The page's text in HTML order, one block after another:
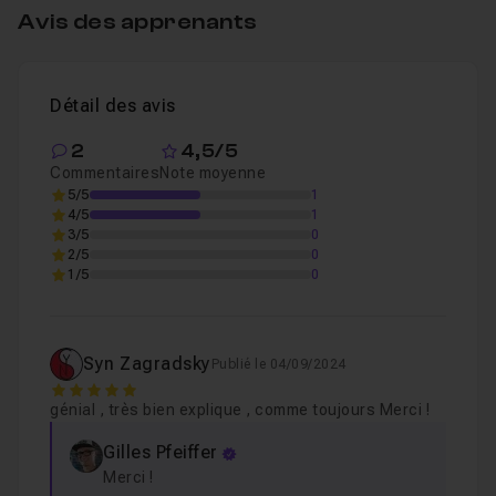
Leçon 4 04-Duplication des formes et finalisation du
Leçon 5 05-Exports et fin du tuto
Avis des apprenants
Détail des avis
2
Commentaires
4,5/5
Note moyenne
5/5
1
4/5
1
3/5
0
2/5
0
1/5
0
Syn Zagradsky Publié le 04/09/2024
5
génial , très bien explique , comme toujours Merci !
Gilles Pfeiffer
Merci !